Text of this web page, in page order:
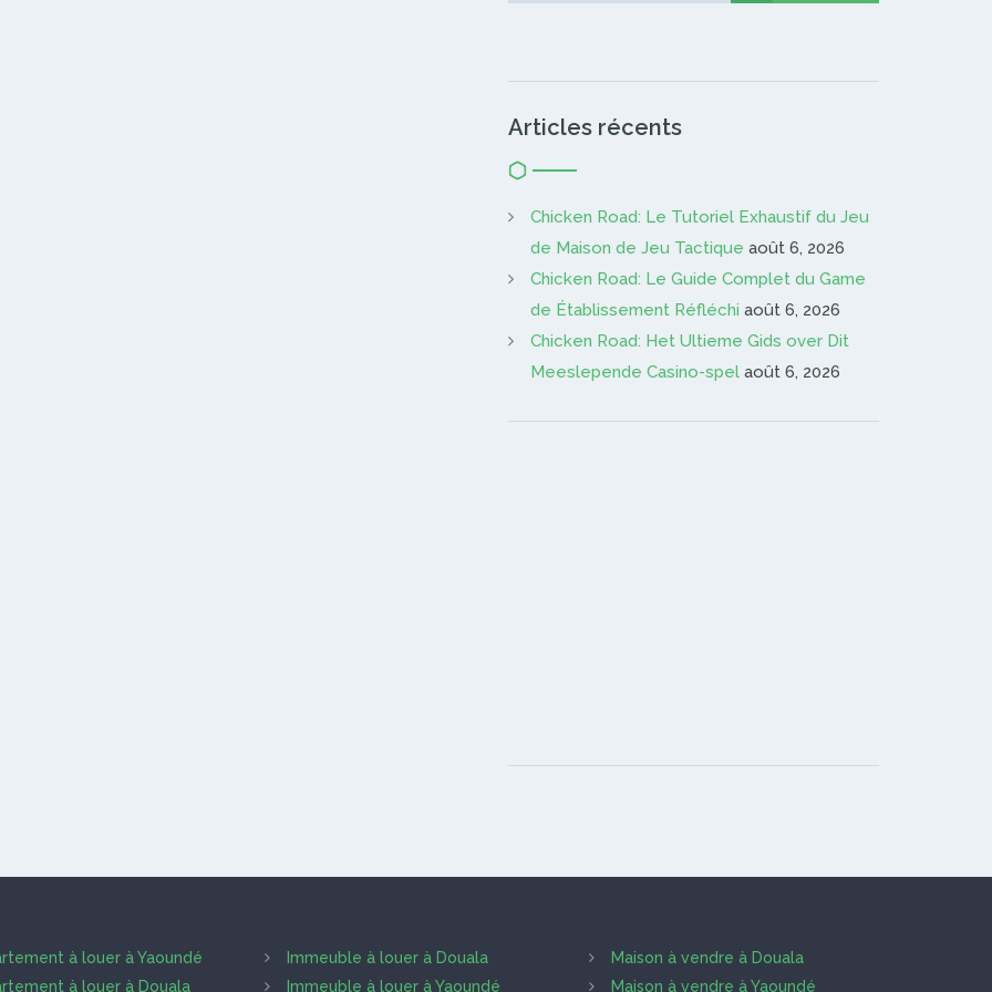
Articles récents
Chicken Road: Le Tutoriel Exhaustif du Jeu
de Maison de Jeu Tactique août 6, 2026
Chicken Road: Le Guide Complet du Game
de Établissement Réfléchi août 6, 2026
Chicken Road: Het Ultieme Gids over Dit
Meeslepende Casino-spel août 6, 2026
à louer à Yaoundé
à louer à Douala
Immeuble à louer à Douala
Immeuble à louer à Yaoundé
Maison à vendre à Douala
Maison à vendre à Yaoundé